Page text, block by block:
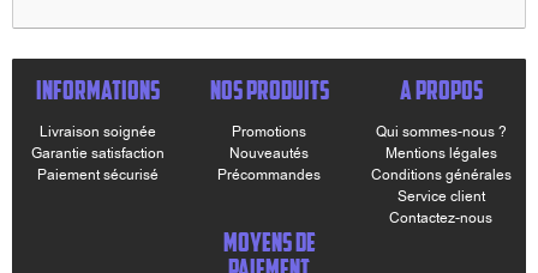
INFORMATIONS
Livraison soignée
Garantie satisfaction
Paiement sécurisé
NOS PRODUITS
Promotions
Nouveautés
Précommandes
A PROPOS
Qui sommes-nous ?
Mentions légales
Conditions générales
Service client
Contactez-nous
MOYENS DE